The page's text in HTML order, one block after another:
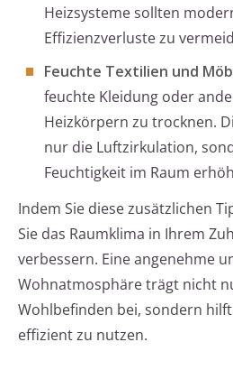
Heizsysteme sollten
Effizienzverluste zu
Feuchte Textilien und
feuchte Kleidung oder
Heizkörpern zu trocknen.
nur die Luftzirkulation,
Feuchtigkeit im Raum
Indem Sie diese zusätzlichen
Sie das Raumklima in Ihrem
verbessern. Eine angenehme
Wohnatmosphäre trägt nicht
Wohlbefinden bei, sondern
effizient zu nutzen.